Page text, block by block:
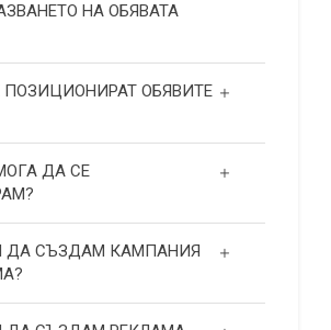
НА ОБЯВАТА
ПОЗИЦИОНИРАТ ОБЯВИТЕ
ДА СЕ
ДА СЪЗДАМ КАМПАНИЯ